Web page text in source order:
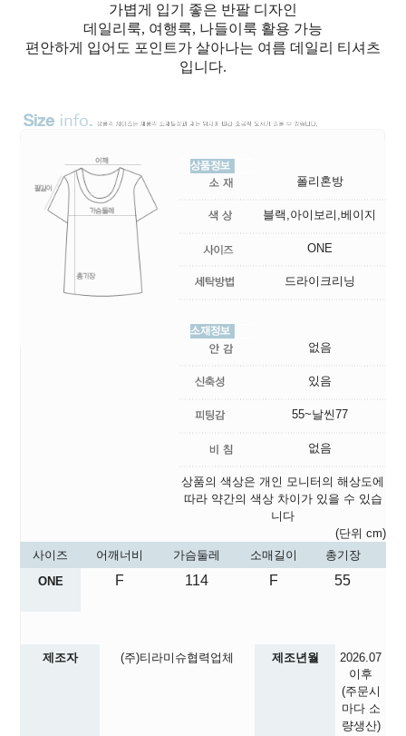
가볍게 입기 좋은 반팔 디자인
데일리룩, 여행룩, 나들이룩 활용 가능
편안하게 입어도 포인트가 살아나는 여름 데일리 티셔츠
입니다.
폴리혼방
블랙,아이보리,베이지
ONE
드라이크리닝
없음
있음
55~날씬77
없음
상품의 색상은 개인 모니터의 해상도에
따라 약간의 색상 차이가 있을 수 있습
니다
(단위 cm)
사이즈
어깨너비 가슴둘레 소매길이
총기장
ONE
F 114 F 55
제조자 (주)티라미슈협력업체 제조년월
2026.07
이후
(주문시
마다 소
량생산)